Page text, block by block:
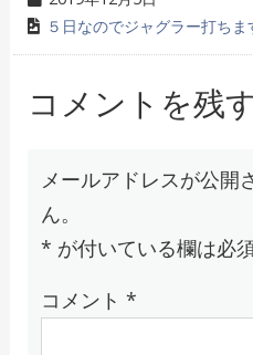
５日なのでジャグラー打ちま
コメントを残
メールアドレスが公開
ん。
* が付いている欄は必
コメント *